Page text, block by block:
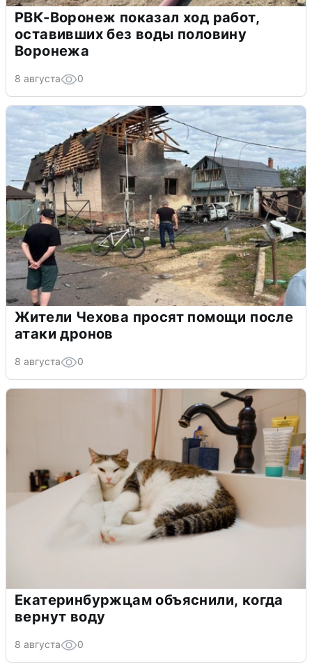
РВК-Воронеж показал ход работ,
оставивших без воды половину
Воронежа
8 августа 0
Жители Чехова просят помощи после
атаки дронов
8 августа 0
Екатеринбуржцам объяснили, когда
вернут воду
8 августа 0